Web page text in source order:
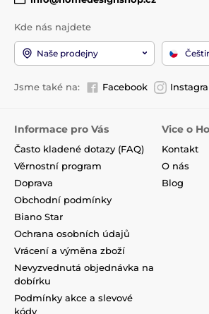
Kde nás najdete
Naše prodejny
Jsme také na: Facebook
Informace pro Vás
Často kladené dotazy (FAQ)
Věrnostní program
Doprava
Obchodní podmínky
Biano Star
Ochrana osobních údajů
Vrácení a výměna zboží
Nevyzvednutá objednávka na
dobírku
Podmínky akce a slevové
kódy
Vice o
Kontakt
O nás
Blog